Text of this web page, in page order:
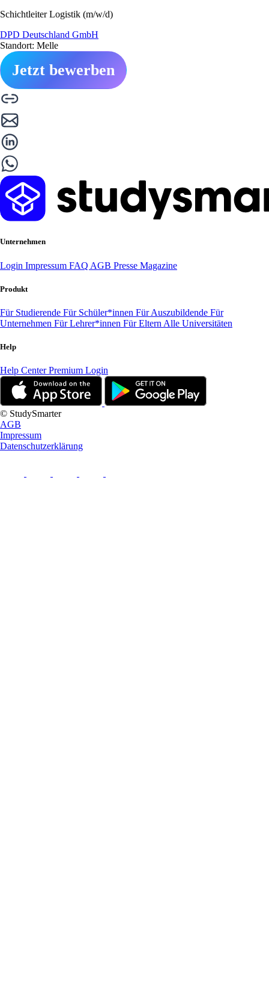
Schichtleiter Logistik (m/w/d)
DPD Deutschland GmbH
Standort: Melle
Jetzt bewerben
Unternehmen
Login Impressum FAQ AGB Presse Magazine
Produkt
Für Studierende Für Schüler*innen Für Auszubildende Für
Unternehmen Für Lehrer*innen Für Eltern Alle Universitäten
Help
Help CenterPremium Login
© StudySmarter
AGB
Impressum
Datenschutzerklärung